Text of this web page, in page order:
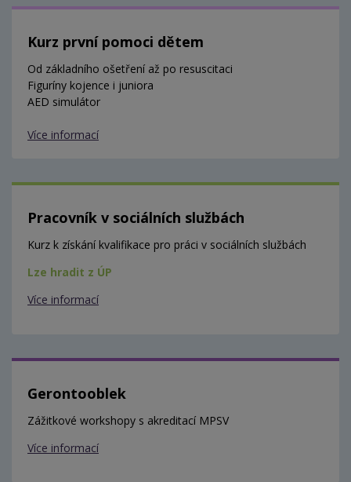
Kurz první pomoci dětem
Od základního ošetření až po resuscitaci
Figuríny kojence i juniora
AED simulátor
Více informací
Pracovník v sociálních službách
Kurz k získání kvalifikace pro práci v sociálních službách
Lze hradit z ÚP
Více informací
Gerontooblek
Zážitkové workshopy s akreditací MPSV
Více informací